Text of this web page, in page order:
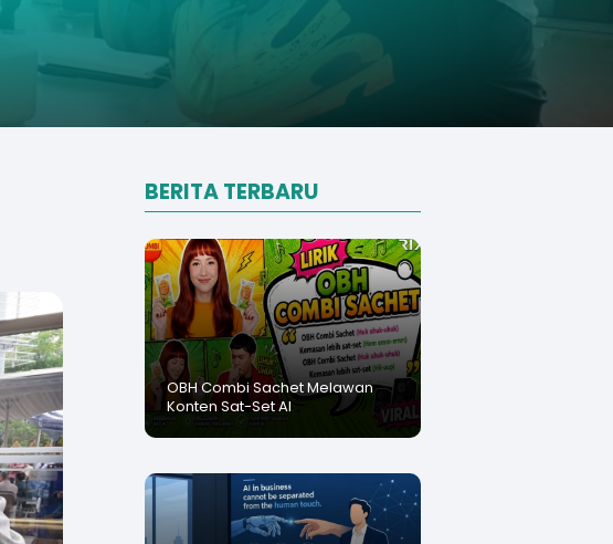
BERITA TERBARU
OBH Combi Sachet Melawan
Konten Sat-Set AI